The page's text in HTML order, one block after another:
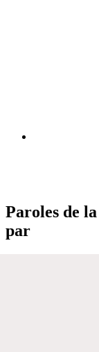
Paroles de
par